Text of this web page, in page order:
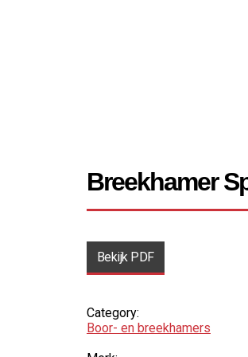
Breekhamer
Bekijk PDF
Category:
Boor- en breek­hamers